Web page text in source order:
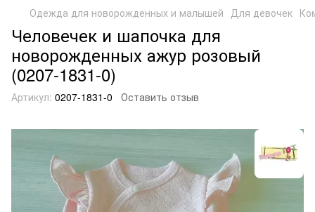
Одежда для новорожденных и малышей Для девочек
Человечек и шапочка для
новорожденных ажур розовый
(0207-1831-0)
Артикул: 0207-1831-0 Оставить отзыв